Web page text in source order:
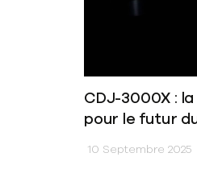
CDJ-3000X :
pour le futur
10 Septembre 2025